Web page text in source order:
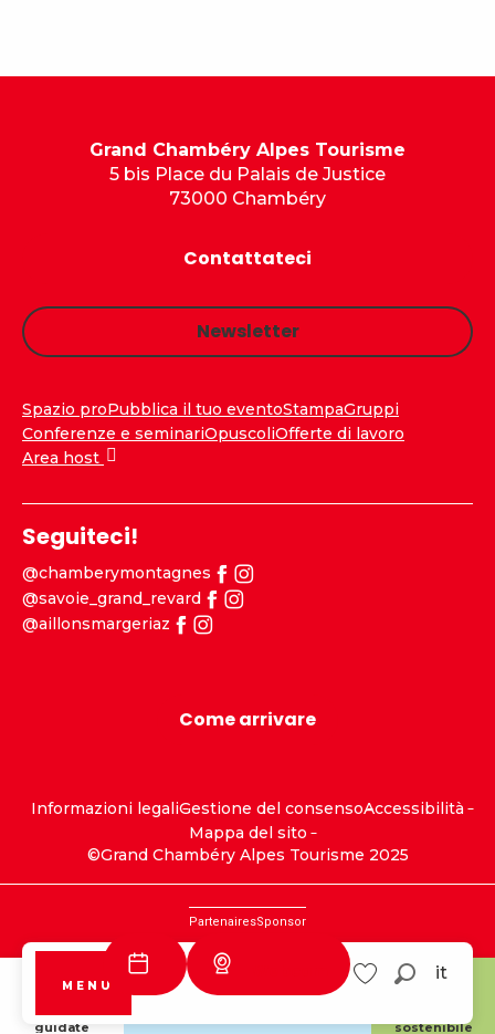
Visite
guidate
Savoie Grand Aillons
sostenibile
MENU
it
Grand Chambéry Alpes Tourisme
5 bis Place du Palais de Justice
73000 Chambéry
Contattateci
Newsletter
Spazio proPubblica il tuo eventoStampaGruppi
Conferenze e seminariOpuscoliOfferte di lavoro
Area host
Seguiteci!
@chamberymontagnes
@savoie_grand_revard
@aillonsmargeriaz
Come arrivare
Informazioni legaliGestione del consensoAccessibilità
Mappa del sito
©Grand Chambéry Alpes Tourisme 2025
PartenairesSponsor